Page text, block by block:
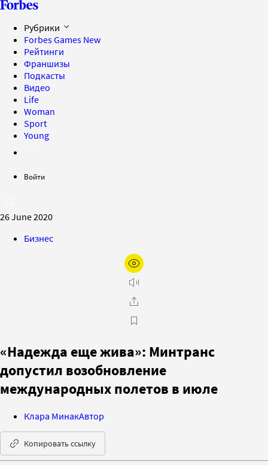
Рубрики
Forbes Games New
Рейтинги
Франшизы
Подкасты
Видео
Life
Woman
Sport
Young
Войти
26 June 2020
Бизнес
«Надежда еще жива»: Минтранс
допустил возобновление
международных полетов в июле
Клара МинакАвтор
Копировать ссылку